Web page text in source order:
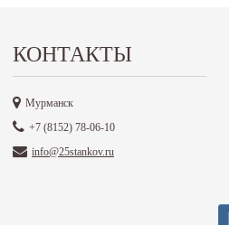
КОНТАКТЫ
Мурманск
+7 (8152) 78-06-10
info@25stankov.ru